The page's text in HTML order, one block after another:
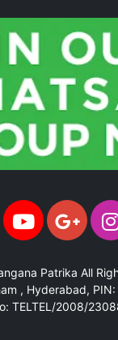
Patrika All
, Hyderabad,
TELTEL/2008/